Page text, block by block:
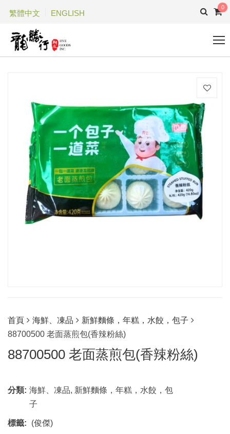
繁體中文 ENGLISH
0
首頁 海鮮、凍品
新鮮麵條，年糕，水餃，包子
88700500 老面蒸煎包(香辣粉絲)
88700500 老面蒸煎包(香辣粉絲)
分類: 海鮮、凍品, 新鮮麵條，年糕，水餃，包
子
標籤: (俊傑)